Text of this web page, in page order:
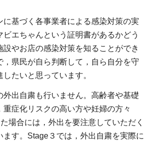
基づく各事業者による感染対策の実
エちゃんという証明書があるかどう
やお店の感染対策を知ることができ
，県民が自ら判断して，自ら自分を守
たいと思っています。
出自粛も行いません。高齢者や基礎
症化リスクの高い方や妊婦の方々
場合には，外出を要注意していただく
ます。Stage３では，外出自粛を実際に